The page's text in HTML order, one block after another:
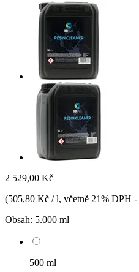
2 529,00 Kč
(505,80 Kč / l, včetně 21% DPH -
Obsah: 5.000 ml
500 ml